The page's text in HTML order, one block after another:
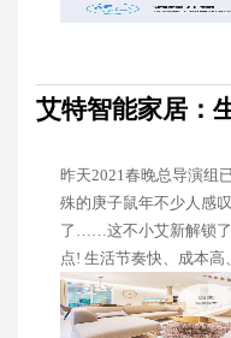
艾特智能家居：
昨天2021春晚总导演组
殊的庚子鼠年不少人感
了……这不小艾新解锁
点! 生活节奏快、成本高